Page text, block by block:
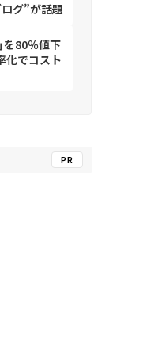
グ”が話題
を80％値下
でコスト
PR